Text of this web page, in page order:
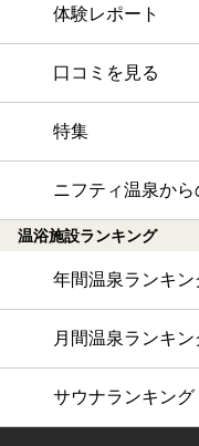
体験レポート
口コミを見る
特集
ニフティ温泉か
温浴施設ランキング
年間温泉ランキン
月間温泉ランキン
サウナランキング